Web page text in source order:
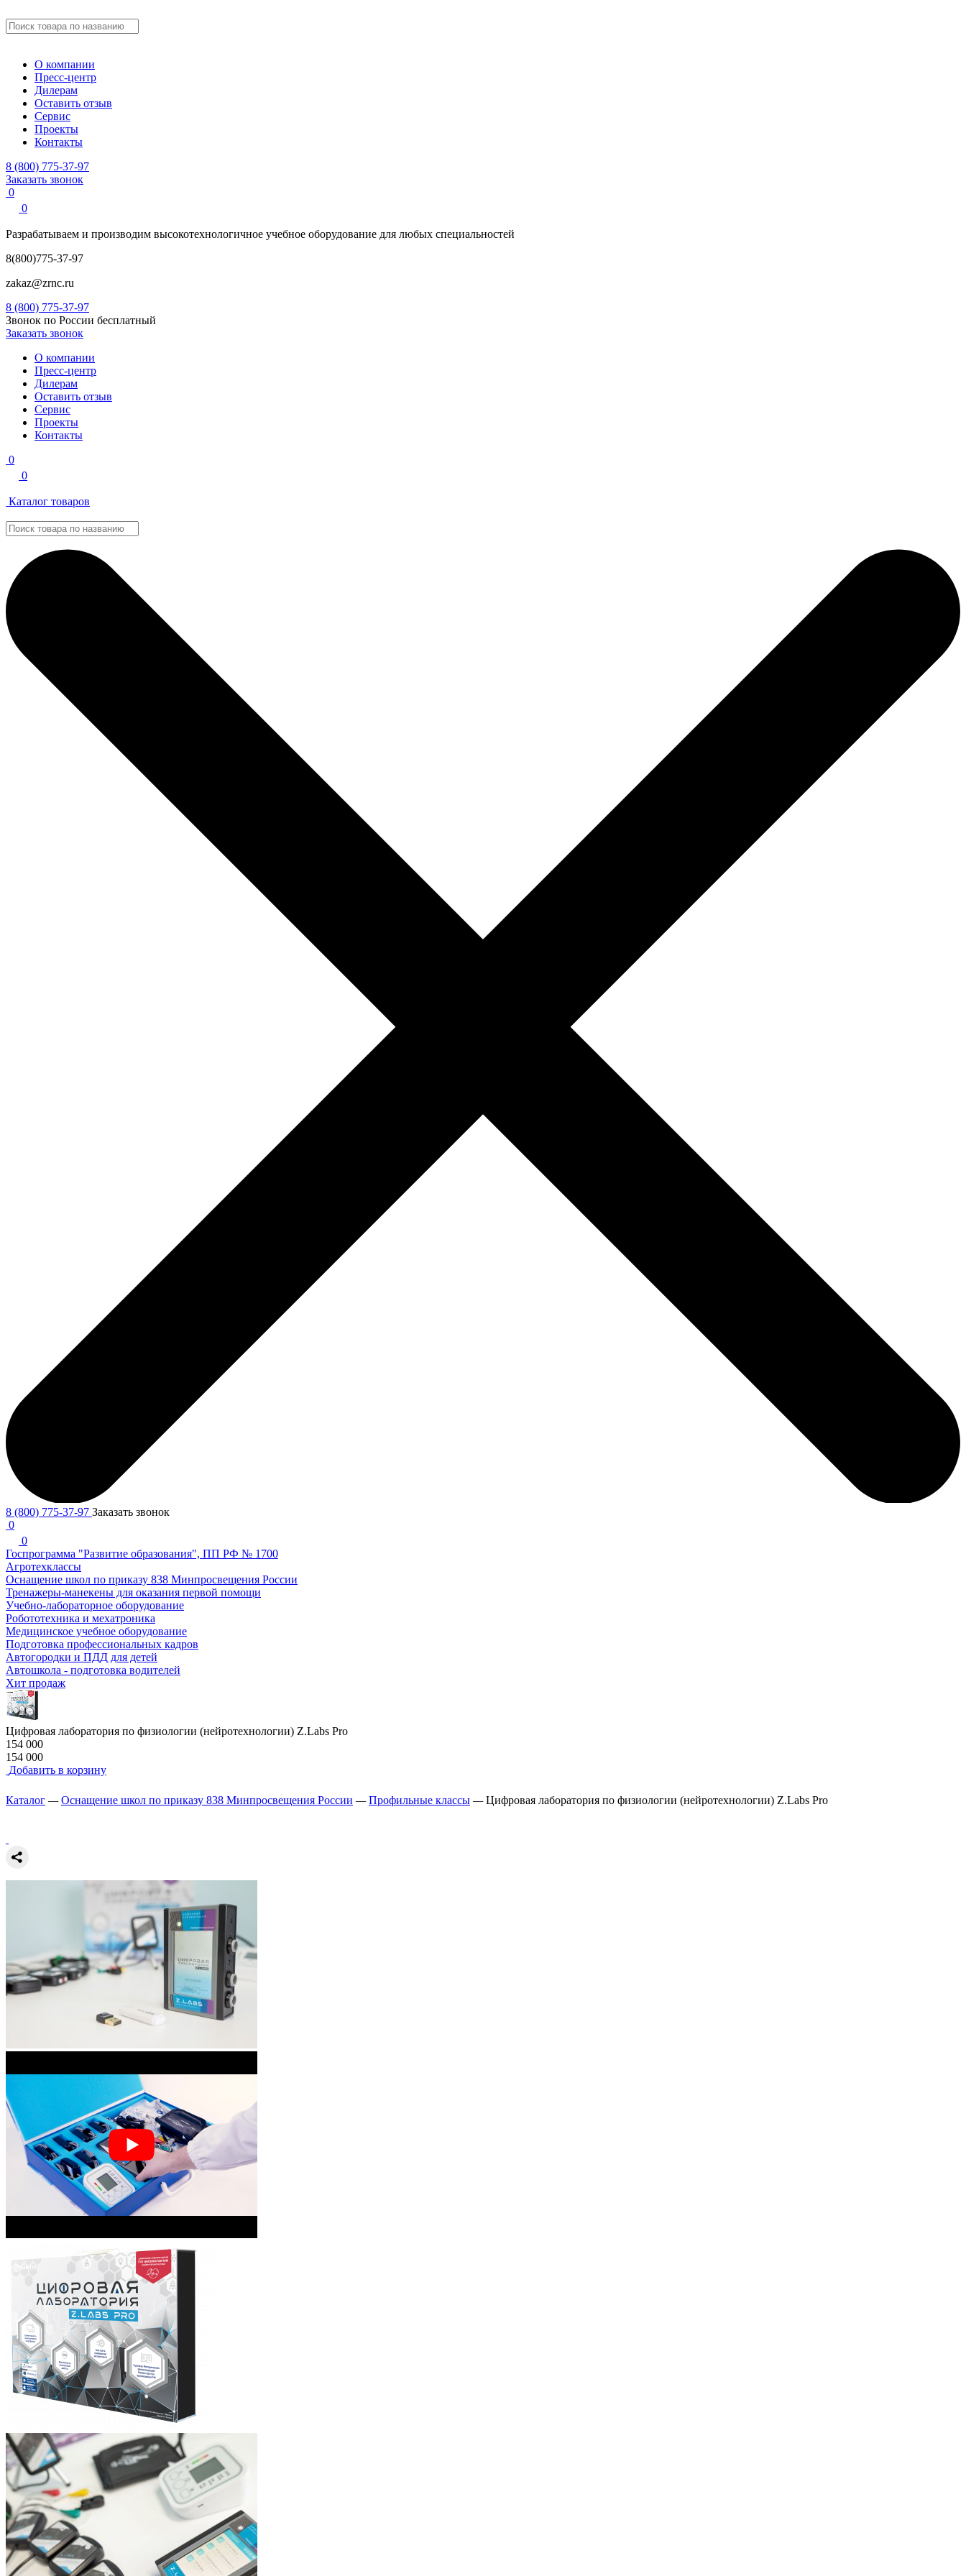
О компании
Пресс-центр
Дилерам
Оставить отзыв
Сервис
Проекты
Контакты
8 (800) 775-37-97
Заказать звонок
0
0
Разрабатываем и производим высокотехнологичное учебное оборудование для любых специальностей
8(800)775-37-97
zakaz@zrnc.ru
8 (800) 775-37-97
Звонок по России бесплатный
Заказать звонок
О компании
Пресс-центр
Дилерам
Оставить отзыв
Сервис
Проекты
Контакты
0
0
Каталог товаров
8 (800) 775-37-97 Заказать звонок
0
0
Госпрограмма "Развитие образования", ПП РФ № 1700
Агротехклассы
Оснащение школ по приказу 838 Минпросвещения России
Тренажеры-манекены для оказания первой помощи
Учебно-лабораторное оборудование
Робототехника и мехатроника
Медицинское учебное оборудование
Подготовка профессиональных кадров
Автогородки и ПДД для детей
Автошкола - подготовка водителей
Хит продаж
Цифровая лаборатория по физиологии (нейротехнологии) Z.Labs Pro
154 000
154 000
Добавить в корзину
Каталог —Оснащение школ по приказу 838 Минпросвещения России —Профильные классы —Цифровая лаборатория по физиологии (нейротехнологии) Z.Labs Pro